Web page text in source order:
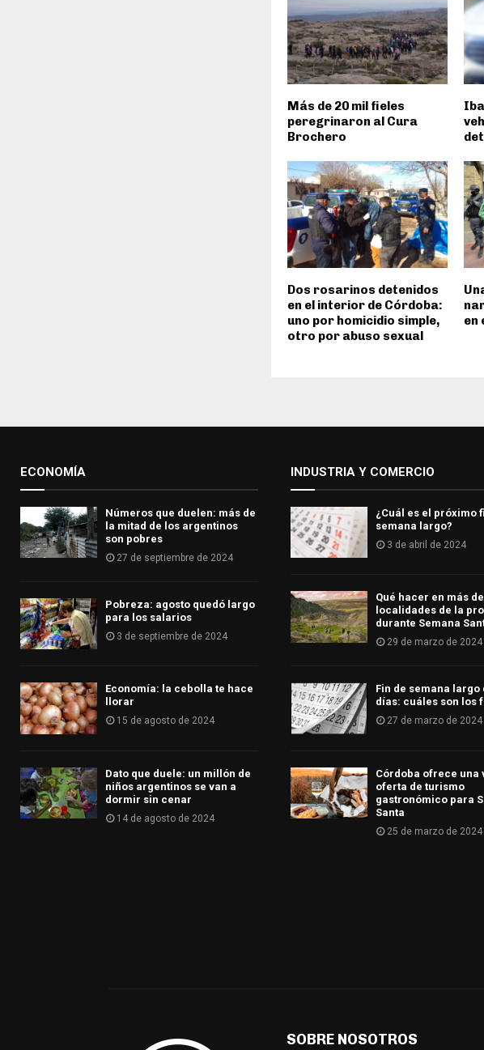
Más de 20 mil fieles
peregrinaron al Cura
Brochero
Dos rosarinos detenidos
en el interior de Córdoba:
uno por homicidio simple,
otro por abuso sexual
en
ECONOMÍA
Números que duelen: más de
la mitad de los argentinos
son pobres
27 de septiembre de 2024
Pobreza: agosto quedó largo
para los salarios
3 de septiembre de 2024
Economía: la cebolla te hace
llorar
15 de agosto de 2024
Dato que duele: un millón de
niños argentinos se van a
dormir sin cenar
14 de agosto de 2024
INDUSTRIA Y COMERCIO
¿Cuál es el próximo
semana largo?
3 de abril de 2024
Qué hacer en más
localidades de la
durante Semana
29 de marzo de 2024
Fin de semana largo
días: cuáles son los
27 de marzo de 2024
Córdoba ofrece una
oferta de turismo
gastronómico para
Santa
25 de marzo de 2024
SOBRE NOSOTROS